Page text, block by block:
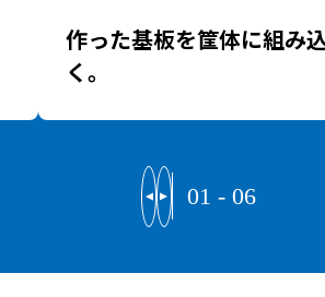
作った基板を筐体に組み
く。
01 - 06